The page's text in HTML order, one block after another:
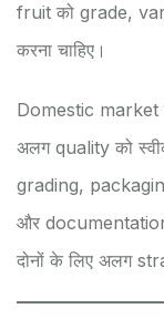
fruit को grade,
करना चाहिए।
Domestic market
अलग quality को
grading,
और documentation
दोनों के लिए अलग